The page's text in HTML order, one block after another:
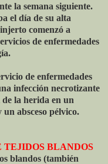
la semana siguiente.
el día de su alta
comenzó a
de enfermedades
de enfermedades
infección necrotizante
la herida en un
absceso pélvico.
BLANDOS
blandos (también